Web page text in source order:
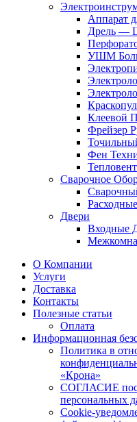
Аппарат
Дрель —
УШМ
Клеевой
Фрейзер
Фен
Сварочное
Двери
Входные
О Компании
Услуги
Доставка
Контакты
Полезные статьи
Оплата
Информационная
Политика в
«Крона»
СОГЛАСИЕ
персональных